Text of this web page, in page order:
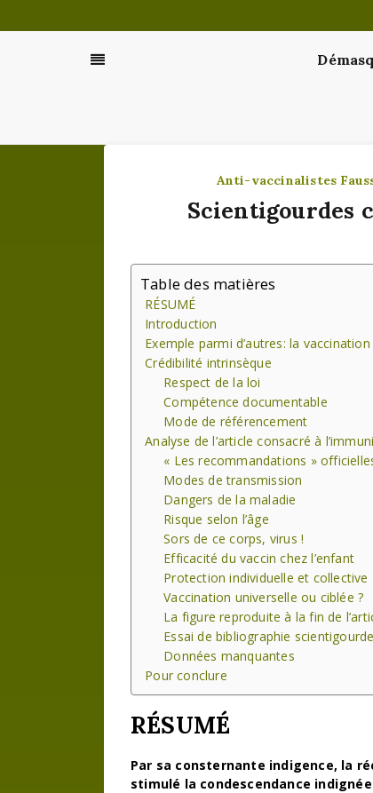
au
Anti-vaccinalistes
Scientigourdes
Table des matières
RÉSUMÉ
Introduction
Exemple parmi d’autres: la
Crédibilité intrinsèque
Respect de la loi
Compétence documentable
Mode de référencement
Analyse de l’article consacré à
« Les recommandations »
Modes de transmission
Dangers de la maladie
Risque selon l’âge
Sors de ce corps, virus !
Efficacité du vaccin chez l’enfant
Protection individuelle et collective
Vaccination universelle ou ciblée ?
La figure reproduite à la fin de
Essai de bibliographie scientigourde
Données manquantes
Pour conclure
RÉSUMÉ
Par sa consternante indigence, la
stimulé la condescendance